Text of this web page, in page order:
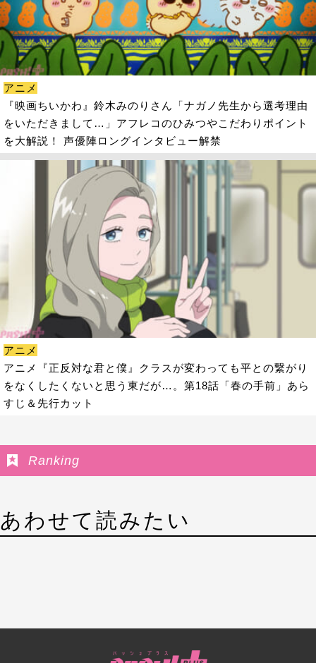
アニメ
『映画ちいかわ』鈴木みのりさん「ナガノ先生から選考理由
をいただきまして…」アフレコのひみつやこだわりポイント
を大解説！ 声優陣ロングインタビュー解禁
アニメ
アニメ『正反対な君と僕』クラスが変わっても平との繋がり
をなくしたくないと思う東だが…。第18話「春の手前」あら
すじ＆先行カット
Ranking
あわせて読みたい